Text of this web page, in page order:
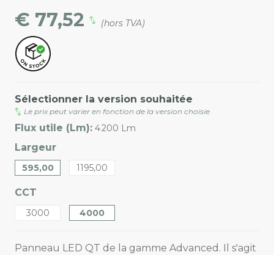
€ 77,52
(hors TVA)
Sélectionner la version souhaitée
Le prix peut varier en fonction de la version choisie
Flux utile (Lm): 4 200 Lm
Largeur
595,00 1195,00
CCT
3000 4000
Panneau LED QT de la gamme Advanced. Il s'agit